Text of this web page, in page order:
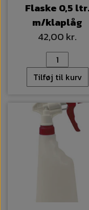
Flaske 0,5 ltr.
m/klaplåg
42,00 kr.
Tilføj til kurv